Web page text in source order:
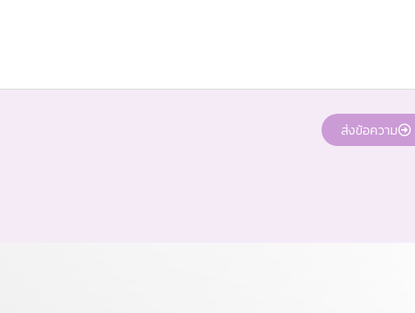
ส่งข้อความ